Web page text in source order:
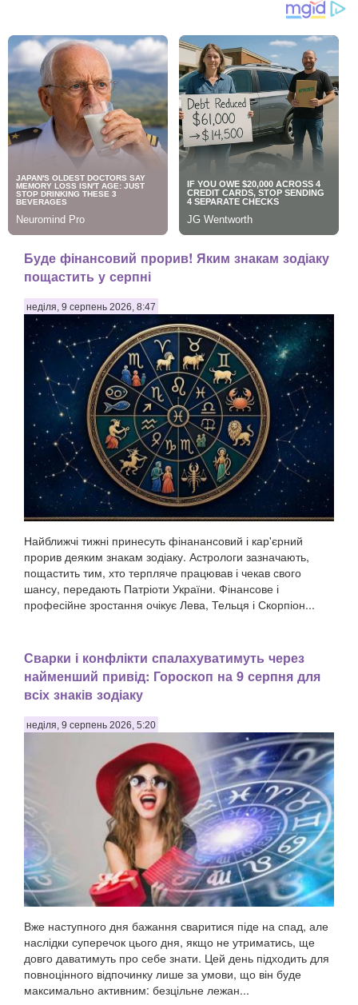
Буде фінансовий прорив! Яким знакам зодіаку
пощастить у серпні
неділя, 9 серпень 2026, 8:47
Найближчі тижні принесуть фінанансовий і кар'єрний
прорив деяким знакам зодіаку. Астрологи зазначають,
пощастить тим, хто терпляче працював і чекав свого
шансу, передають Патріоти України. Фінансове і
професійне зростання очікує Лева, Тельця і Скорпіон...
Сварки і конфлікти спалахуватимуть через
найменший привід: Гороскоп на 9 серпня для
всіх знаків зодіаку
неділя, 9 серпень 2026, 5:20
Вже наступного дня бажання сваритися піде на спад, але
наслідки суперечок цього дня, якщо не утриматись, ще
довго даватимуть про себе знати. Цей день підходить для
повноцінного відпочинку лише за умови, що він буде
максимально активним: безцільне лежан...